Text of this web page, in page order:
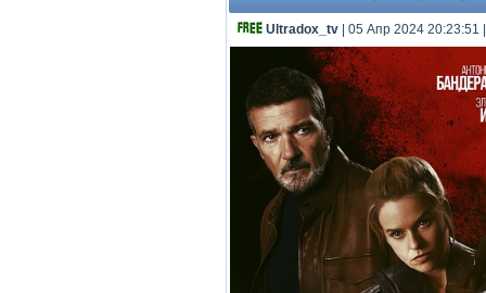
Ultradox_tv | 05 Апр 2024 20:23:51